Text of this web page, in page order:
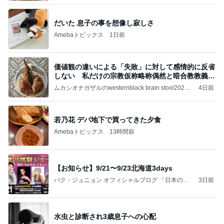
だいた 息子の事を想像し寂しさ
Amebaトピックス 1日前
価値観の違いによる「失敗」に対して感情的に反省
しない 私だけの宗教仮称略称偶然と暗合教教義候
補
ムカシオナガザルのwesternblack brain stool2024
ガザル
4日前
若乃花 デパ地下で買ってきた夕食
Amebaトピックス 13時間前
【お知らせ】9/21〜9/23北海道3days
パク・ジュニョン オフィシャルブログ 「日本の
3日前
水虫と診断され3歳息子への心配